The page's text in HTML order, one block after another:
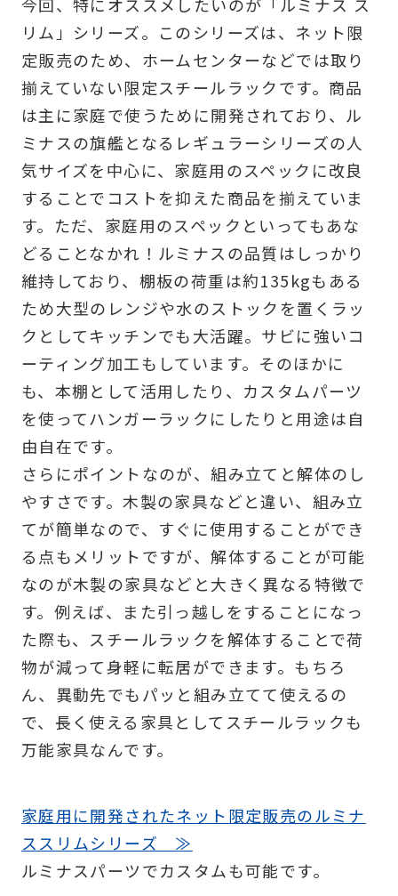
リム」シリーズ。このシリーズは、ネット限
定販売のため、ホームセンターなどでは取り
揃えていない限定スチールラックです。商品
は主に家庭で使うために開発されており、ル
ミナスの旗艦となるレギュラーシリーズの人
気サイズを中心に、家庭用のスペックに改良
することでコストを抑えた商品を揃えていま
す。ただ、家庭用のスペックといってもあな
どることなかれ！ルミナスの品質はしっかり
維持しており、棚板の荷重は約135kgもある
ため大型のレンジや水のストックを置くラッ
クとしてキッチンでも大活躍。サビに強いコ
ーティング加工もしています。そのほかに
も、本棚として活用したり、カスタムパーツ
を使ってハンガーラックにしたりと用途は自
由自在です。
さらにポイントなのが、組み立てと解体のし
やすさです。木製の家具などと違い、組み立
てが簡単なので、すぐに使用することができ
る点もメリットですが、解体することが可能
なのが木製の家具などと大きく異なる特徴で
す。例えば、また引っ越しをすることになっ
た際も、スチールラックを解体することで荷
物が減って身軽に転居ができます。もちろ
ん、異動先でもパッと組み立てて使えるの
で、長く使える家具としてスチールラックも
万能家具なんです。
家庭用に開発されたネット限定販売のルミナ
ススリムシリーズ ≫
ルミナスパーツでカスタムも可能です。